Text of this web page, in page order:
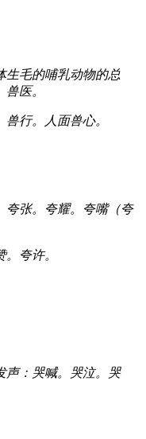
生毛的哺乳动物的总
医。
兽行。人面兽心。
夸张。夸耀。夸嘴（夸
夸许。
声：哭喊。哭泣。哭